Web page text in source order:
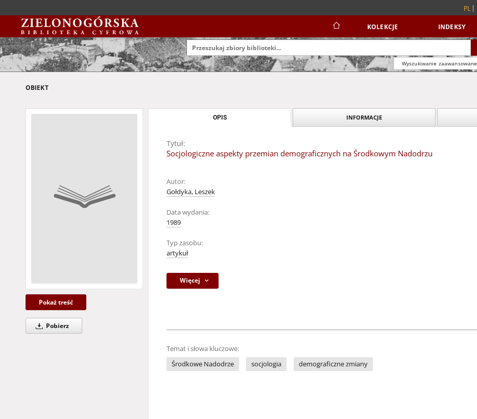
PL
KOLEKCJE INDEKSY
Wyszukiwanie zaawansowane
OBIEKT
Pokaż treść
Pobierz
OPIS INFORMACJE
Tytuł:
Socjologiczne aspekty przemian demograficznych na Środkowym Nadodrzu
Autor:
Gołdyka, Leszek
Data wydania:
1989
Typ zasobu:
artykuł
Więcej
Temat i słowa kluczowe:
Środkowe Nadodrze
socjologia demograficzne zmiany